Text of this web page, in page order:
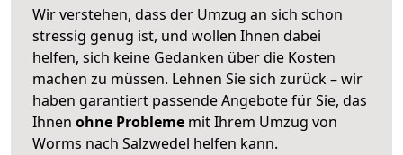
Wir verstehen, dass der Umzug an sich schon
stressig genug ist, und wollen Ihnen dabei
helfen, sich keine Gedanken über die Kosten
machen zu müssen. Lehnen Sie sich zurück – wir
haben garantiert passende Angebote für Sie, das
Ihnen ohne Probleme mit Ihrem Umzug von
Worms nach Salzwedel helfen kann.